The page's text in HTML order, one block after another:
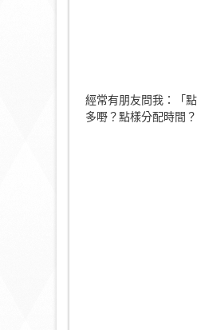
經常有朋友問我：「
多嘢？點樣分配時間？